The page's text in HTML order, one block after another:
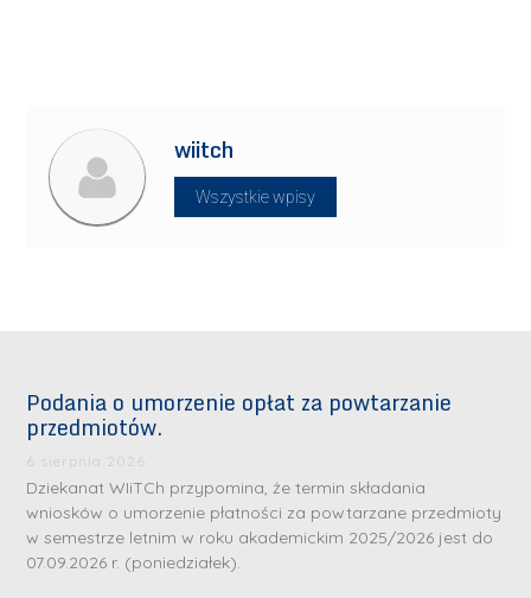
wiitch
Wszystkie wpisy
Podania o umorzenie opłat za powtarzanie
przedmiotów.
6 sierpnia 2026
Dziekanat WIiTCh przypomina, że termin składania
wniosków o umorzenie płatności za powtarzane przedmioty
w semestrze letnim w roku akademickim 2025/2026 jest do
07.09.2026 r. (poniedziałek).